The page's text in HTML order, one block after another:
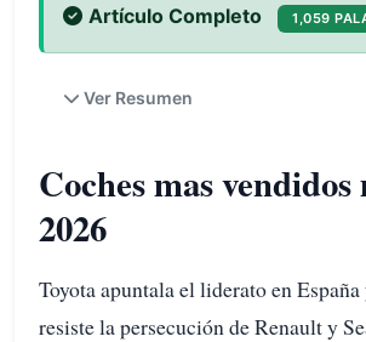
Artículo Completo 1,059
Ver Resumen
Coches mas vendidos
2026
Toyota apuntala el liderato en
resiste la persecución de Renault y